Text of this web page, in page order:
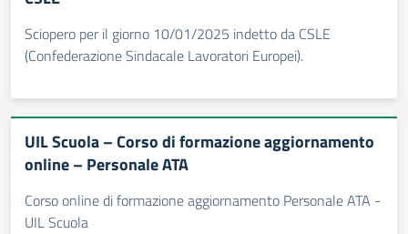
Sciopero per il giorno 10/01/2025 indetto da CSLE
(Confederazione Sindacale Lavoratori Europei).
UIL Scuola – Corso di formazione aggiornamento
online – Personale ATA
Corso online di formazione aggiornamento Personale ATA -
UIL Scuola